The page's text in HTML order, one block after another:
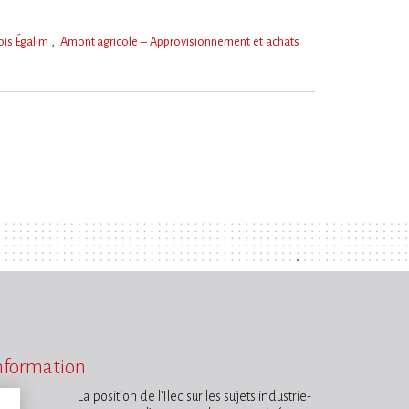
Égalim Amont agricole – Approvisionnement et achats
La position de l’Ilec sur les sujets industrie-